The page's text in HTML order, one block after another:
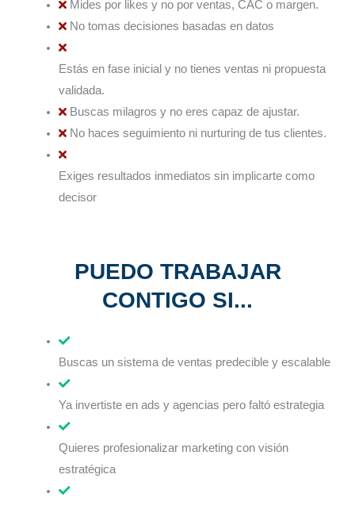
Mides por likes y no por ventas, CAC o margen.
No tomas decisiones basadas en datos
Estás en fase inicial y no tienes ventas ni propuesta
validada.
Buscas milagros y no eres capaz de ajustar.
No haces seguimiento ni nurturing de tus clientes.
Exiges resultados inmediatos sin implicarte como
decisor
PUEDO TRABAJAR
CONTIGO SI...
Buscas un sistema de ventas predecible y escalable
Ya invertiste en ads y agencias pero faltó estrategia
Quieres profesionalizar marketing con visión
estratégica